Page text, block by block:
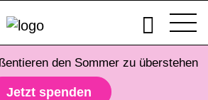
den Sommer zu überstehen
Jetzt spenden